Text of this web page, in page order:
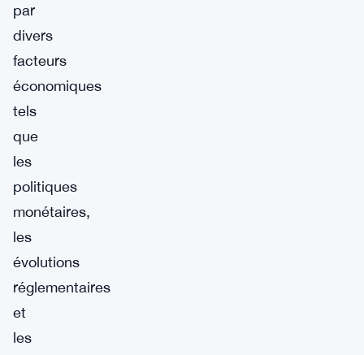
par
divers
facteurs
économiques
tels
que
les
politiques
monétaires,
les
évolutions
réglementaires
et
les